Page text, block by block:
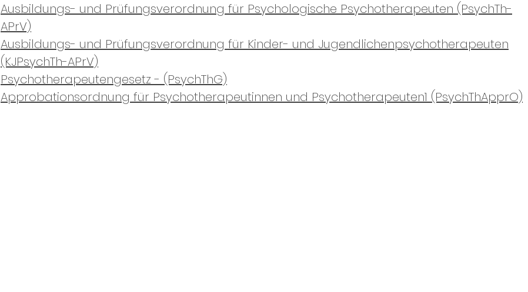
Ausbildungs- und Prüfungsverordnung für Psychologische Psychotherapeuten (PsychTh-
APrV)
Ausbildungs- und Prüfungsverordnung für Kinder- und Jugendlichenpsychotherapeuten
(KJPsychTh-APrV)
Psychotherapeutengesetz - (PsychThG)
Approbationsordnung für Psychotherapeutinnen und Psychotherapeuten1 (PsychThApprO)